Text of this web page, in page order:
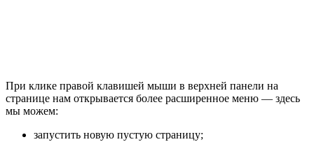
При клике правой клавишей мыши в верхней панели на
странице нам открывается более расширенное меню — здесь
мы можем:
запустить новую пустую страницу;